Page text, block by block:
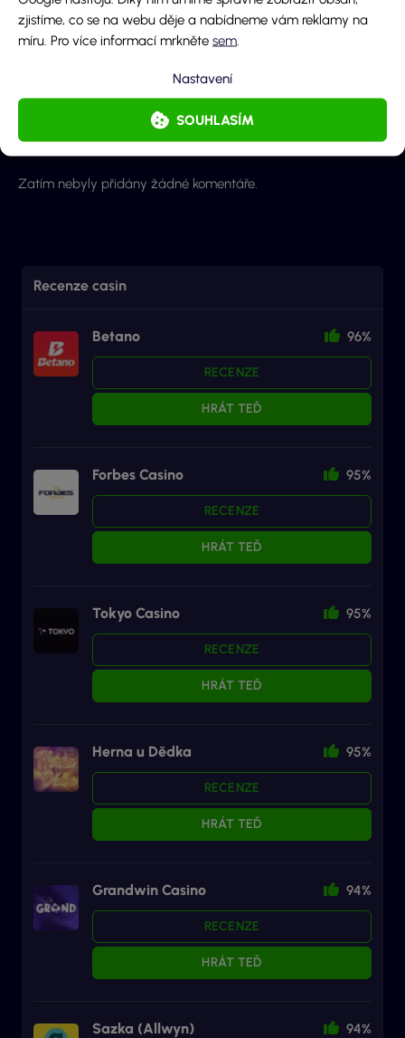
zjistíme, co se na webu děje a nabídneme vám reklamy na
míru. Pro více informací mrkněte sem
SOUHLASÍM
Nastavení
zpracováním osobních údajů
ODESLAT KOMENTÁŘ
Zatím nebyly přidány žádné komentáře.
Recenze casin
Betano 96%
RECENZE
HRÁT TEĎ
Forbes Casino 95%
RECENZE
HRÁT TEĎ
Tokyo Casino 95%
RECENZE
HRÁT TEĎ
Herna u Dědka 95%
RECENZE
HRÁT TEĎ
Grandwin Casino 94%
RECENZE
HRÁT TEĎ
Sazka (Allwyn) 94%